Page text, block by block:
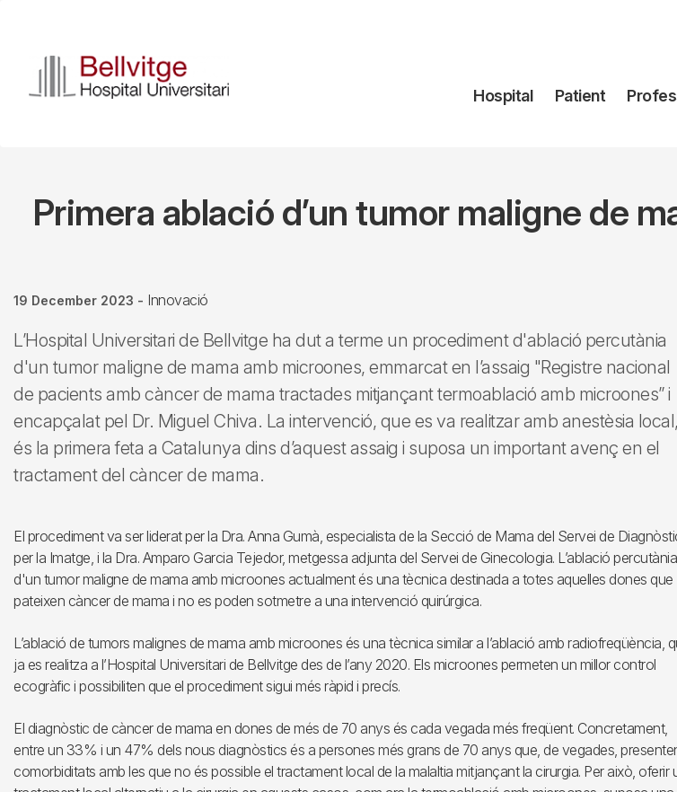
content
Navegación
Hospital Patient
Primera ablació d’un tumor maligne de
19 December 2023 - Innovació
L’Hospital Universitari de Bellvitge ha dut a terme un procediment d'ablació percutània
d'un tumor maligne de mama amb microones, emmarcat en l’assaig "Registre nacional
de pacients amb càncer de mama tractades mitjançant termoablació amb microones” i
encapçalat pel Dr. Miguel Chiva. La intervenció, que es va realitzar amb anestèsia local,
és la primera feta a Catalunya dins d’aquest assaig i suposa un important avenç en el
tractament del càncer de mama.
El procediment va ser liderat per la Dra. Anna Gumà, especialista de la Secció de Mama del Servei de
per la Imatge, i la Dra. Amparo Garcia Tejedor, metgessa adjunta del Servei de Ginecologia. L’ablació percutània
d'un tumor maligne de mama amb microones actualment és una tècnica destinada a totes aquelles dones que
pateixen càncer de mama i no es poden sotmetre a una intervenció quirúrgica.
L’ablació de tumors malignes de mama amb microones és una tècnica similar a l’ablació amb radiofreqüència,
ja es realitza a l’Hospital Universitari de Bellvitge des de l’any 2020. Els microones permeten un millor control
ecogràfic i possibiliten que el procediment sigui més ràpid i precís.
El diagnòstic de càncer de mama en dones de més de 70 anys és cada vegada més freqüent. Concretament,
entre un 33% i un 47% dels nous diagnòstics és a persones més grans de 70 anys que, de vegades,
comorbiditats amb les que no és possible el tractament local de la malaltia mitjançant la cirurgia. Per això, oferir